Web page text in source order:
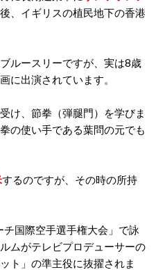
、イギリスの植民地下の香港
ルースリーですが、実は8歳
に出演されています。
け、節拳（弾腿門）を学びま
の使い手である葉問の元でも
するのですが、その時の所持
国際空手選手権大会」で詠
ムがテレビプロデューサーの
ト」の準主役に抜擢されま